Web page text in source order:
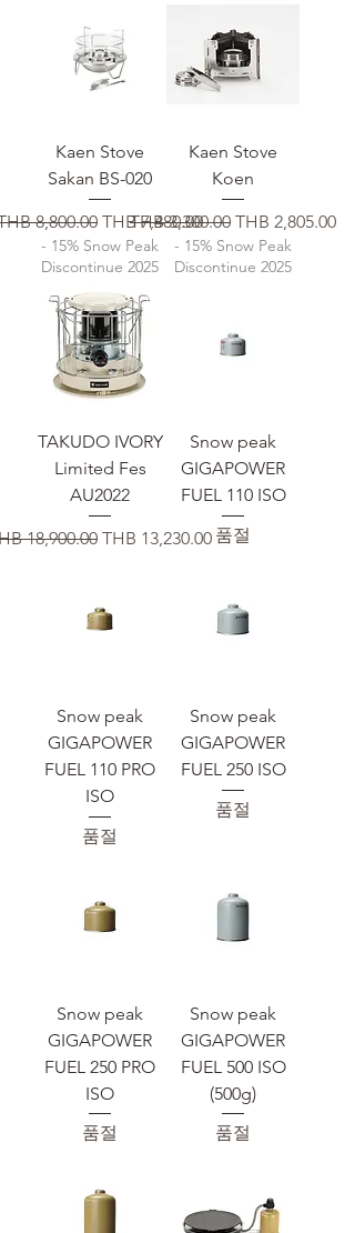
Kaen Stove
Sakan BS-020
반가8,800.00 할인가
THB 7,480.00
- 15% Snow Peak
Discontinue 2025
Kaen Stove
Koen
일반가
THB 3,300.00 할인가
THB 2,805.00
- 15% Snow Peak
Discontinue 2025
TAKUDO IVORY
Limited Fes
AU2022
반가18,900.00 할인가
THB 13,230.00
Snow peak
GIGAPOWER
FUEL 110 ISO
품절
Snow peak
GIGAPOWER
FUEL 110 PRO
ISO
품절
Snow peak
GIGAPOWER
FUEL 250 ISO
품절
Snow peak
GIGAPOWER
FUEL 250 PRO
ISO
품절
Snow peak
GIGAPOWER
FUEL 500 ISO
(500g)
품절